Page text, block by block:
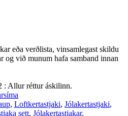
eða verðlista, vinsamlegast skildu
við munum hafa samband innan
: Allur réttur áskilinn.
, Loftkertastjaki, Jólakertastjaki,
sett, Jólakertastjakar,